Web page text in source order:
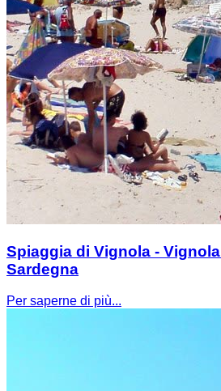
Spiaggia di Vignola -
Sardegna
Per saperne di più...